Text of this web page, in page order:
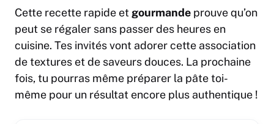
Cette recette rapide et gourmande prouve qu’on
peut se régaler sans passer des heures en
cuisine. Tes invités vont adorer cette association
de textures et de saveurs douces. La prochaine
fois, tu pourras même préparer la pâte toi-
même pour un résultat encore plus authentique !